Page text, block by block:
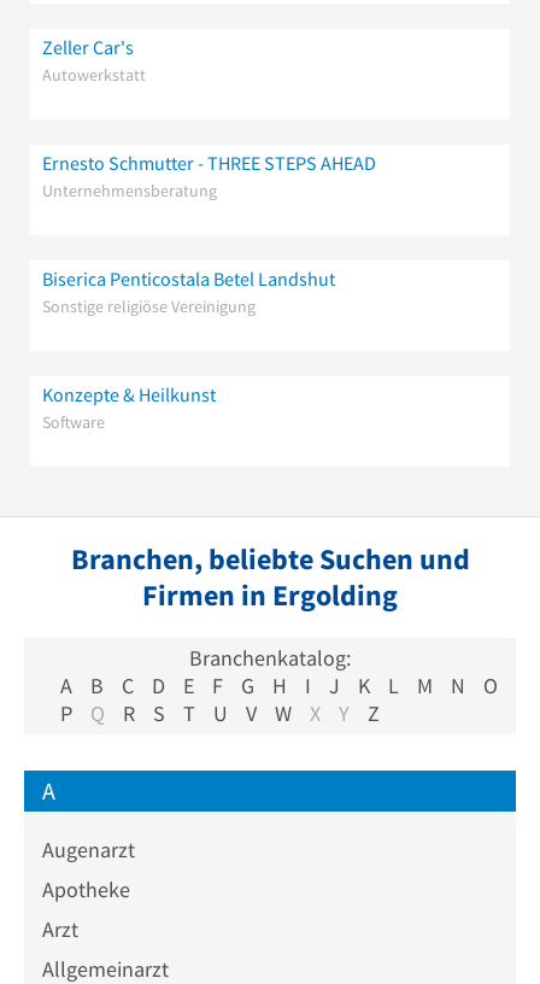
Zeller Car's
Autowerkstatt
Ernesto Schmutter - THREE STEPS AHEAD
Unternehmensberatung
Biserica Penticostala Betel Landshut
Sonstige religiöse Vereinigung
Konzepte & Heilkunst
Software
Branchen, beliebte Suchen und
Firmen in Ergolding
Branchenkatalog:
A
B C D E F G H I J K L M N
O
P
Q R S T U V W X Y Z
A
Augenarzt
Apotheke
Arzt
Allgemeinarzt